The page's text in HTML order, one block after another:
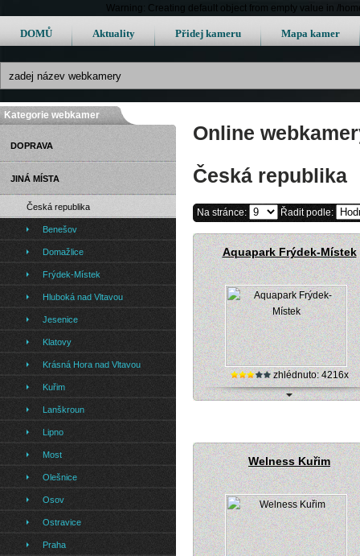
Warning: Creating default object from empty value in /
DOMŮ Aktuality Přidej kameru Mapa kamer
Online
Česká republika
Na stránce: Řadit podle:
Aquapark Frýdek-Místek
zhlédnuto: 4216x
Welness Kuřim
Kategorie webkamer
DOPRAVA
JINÁ MÍSTA
Česká republika
Benešov
Domažlice
Frýdek-Místek
Hluboká nad Vltavou
Jesenice
Klatovy
Krásná Hora nad Vltavou
Kuřim
Lanškroun
Lipno
Most
Olešnice
Osov
Ostravice
Praha